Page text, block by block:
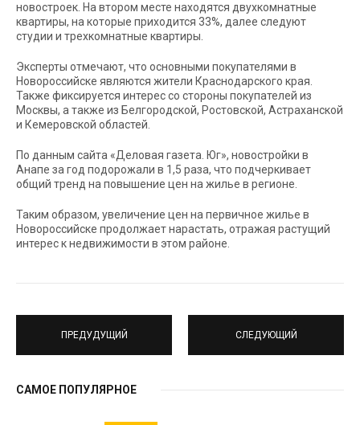
новостроек. На втором месте находятся двухкомнатные
квартиры, на которые приходится 33%, далее следуют
студии и трехкомнатные квартиры.
Эксперты отмечают, что основными покупателями в
Новороссийске являются жители Краснодарского края.
Также фиксируется интерес со стороны покупателей из
Москвы, а также из Белгородской, Ростовской, Астраханской
и Кемеровской областей.
По данным сайта «Деловая газета. Юг», новостройки в
Анапе за год подорожали в 1,5 раза, что подчеркивает
общий тренд на повышение цен на жилье в регионе.
Таким образом, увеличение цен на первичное жилье в
Новороссийске продолжает нарастать, отражая растущий
интерес к недвижимости в этом районе.
ПРЕДУДУЩИЙ СЛЕДУЮЩИЙ
САМОЕ ПОПУЛЯРНОЕ